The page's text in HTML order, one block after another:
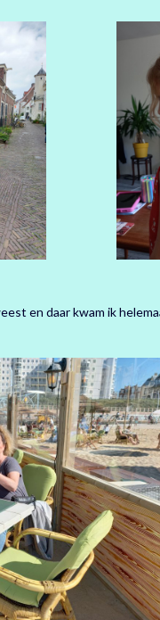
en daar kwam ik